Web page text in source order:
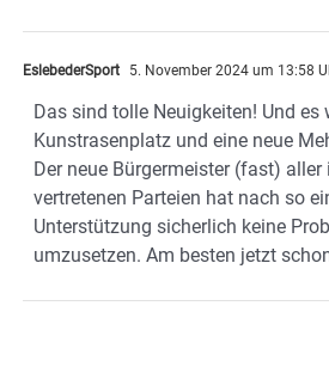
EslebederSport 5. November 2024 um 13:58
Das sind tolle Neuigkeiten! Und es
Kunstrasenplatz und eine neue
Der neue Bürgermeister (fast)
vertretenen Parteien hat nach so
Unterstützung sicherlich keine
umzusetzen. Am besten jetzt